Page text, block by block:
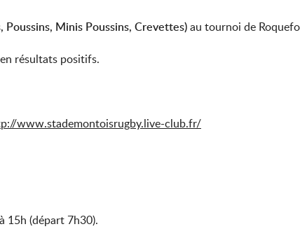
Minis Poussins, Crevettes)au tournoi de
résultats positifs.
www.stademontoisrugby.live-club.fr/
15h (départ 7h30).